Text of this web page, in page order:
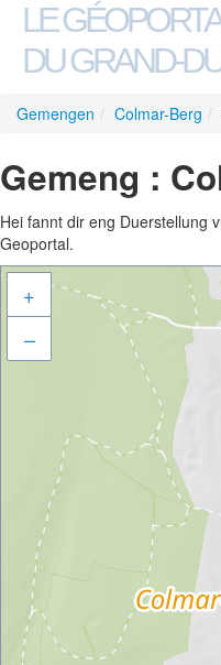
LE
DU GRAND-
Gemengen / Colmar-Berg /
Gemeng :
Hei fannt dir eng Duerstellung
Geoportal.
+
–